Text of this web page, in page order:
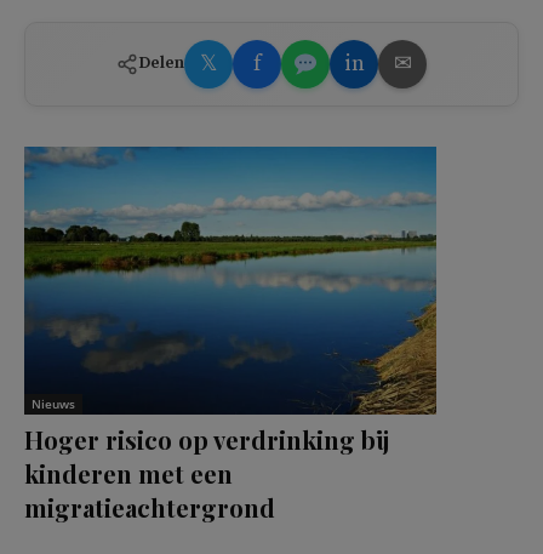
Delen 𝕏 f in ✉
Nieuws
Hoger risico op verdrinking bij
kinderen met een
migratieachtergrond